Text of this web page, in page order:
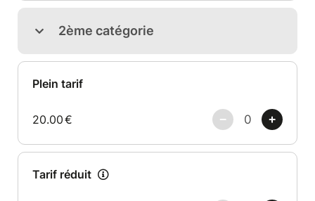
2ème catégorie
Plein tarif
20.00€
Tarif réduit